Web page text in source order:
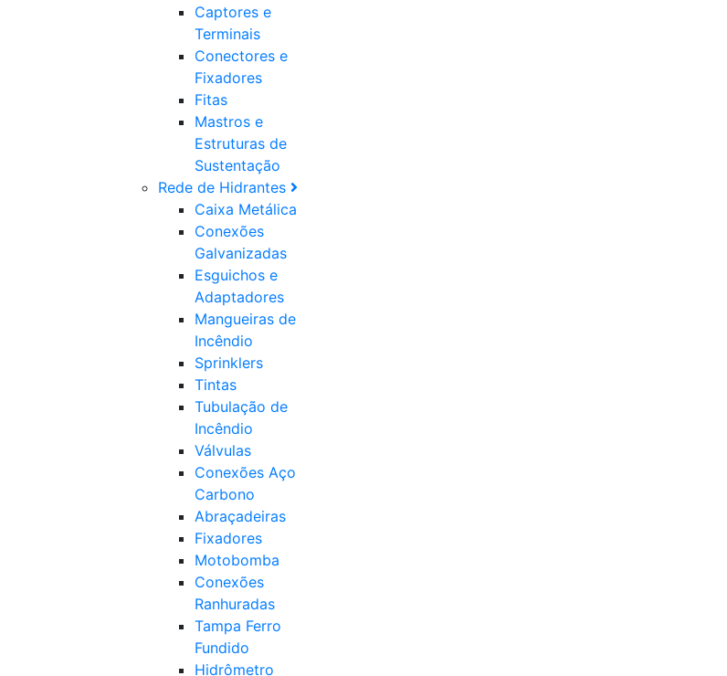
Captores e
Terminais
Conectores e
Fixadores
Fitas
Mastros e
Estruturas de
Sustentação
Rede de Hidrantes
Caixa Metálica
Conexões
Galvanizadas
Esguichos e
Adaptadores
Mangueiras de
Incêndio
Sprinklers
Tintas
Tubulação de
Incêndio
Válvulas
Conexões Aço
Carbono
Abraçadeiras
Fixadores
Motobomba
Conexões
Ranhuradas
Tampa Ferro
Fundido
Hidrômetro